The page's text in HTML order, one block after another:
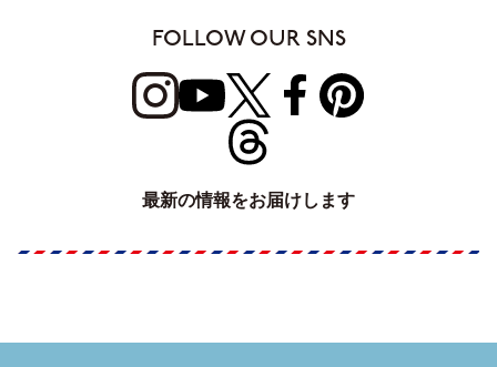
FOLLOW OUR SNS
最新の情報をお届けします